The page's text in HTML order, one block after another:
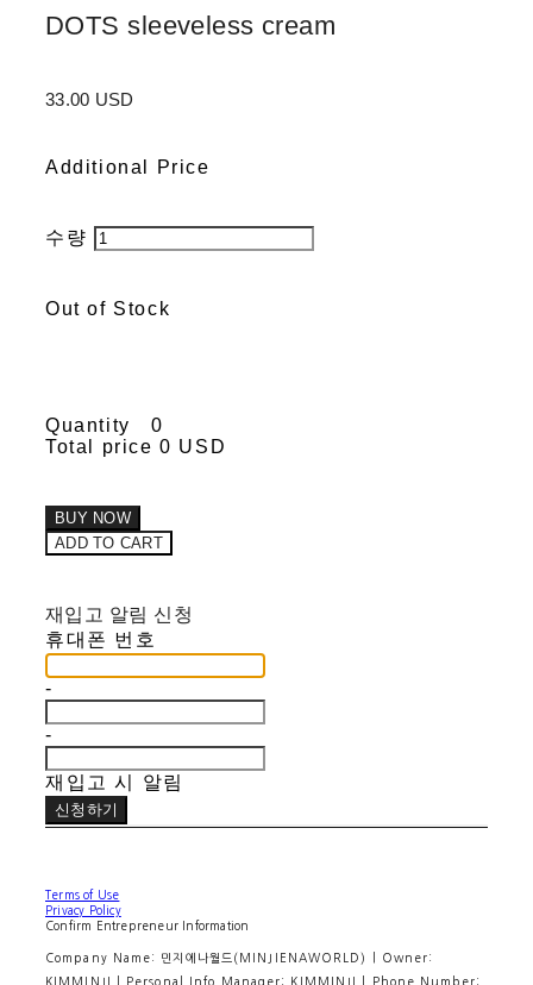
DOTS sleeveless cream
33.00 USD
Additional Price
수량
Out of Stock
Quantity
0
Total price 0 USD
BUY NOW
ADD TO CART
재입고 알림 신청
휴대폰 번호
-
-
재입고 시 알림
신청하기
Terms of Use
Privacy Policy
Confirm Entrepreneur Information
Company Name: 민지에나월드(MINJIENAWORLD) | Owner:
KIMMINJI | Personal Info Manager: KIMMINJI | Phone Number: